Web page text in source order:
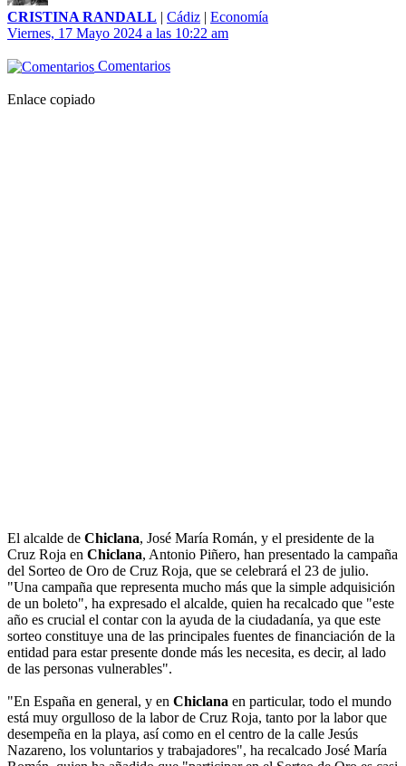
CRISTINA RANDALL | Cádiz | Economía
Viernes, 17 Mayo 2024 a las 10:22 am
Comentarios
Enlace copiado
El alcalde de Chiclana, José María Román, y el presidente de la
Cruz Roja en Chiclana, Antonio Piñero, han presentado la campaña
del Sorteo de Oro de Cruz Roja, que se celebrará el 23 de julio.
"Una campaña que representa mucho más que la simple adquisición
de un boleto", ha expresado el alcalde, quien ha recalcado que "este
año es crucial el contar con la ayuda de la ciudadanía, ya que este
sorteo constituye una de las principales fuentes de financiación de la
entidad para estar presente donde más les necesita, es decir, al lado
de las personas vulnerables".
"En España en general, y en Chiclana en particular, todo el mundo
está muy orgulloso de la labor de Cruz Roja, tanto por la labor que
desempeña en la playa, así como en el centro de la calle Jesús
Nazareno, los voluntarios y trabajadores", ha recalcado José María